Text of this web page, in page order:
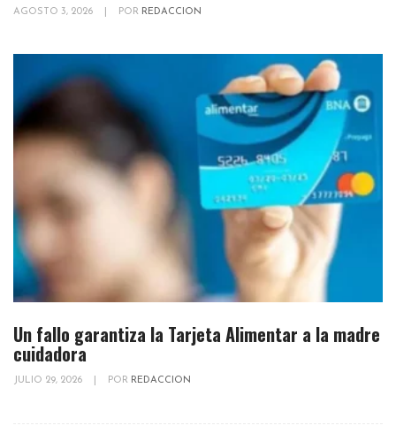
AGOSTO 3, 2026 POR REDACCION
Un fallo garantiza la Tarjeta Alimentar a la madre
cuidadora
JULIO 29, 2026 POR REDACCION